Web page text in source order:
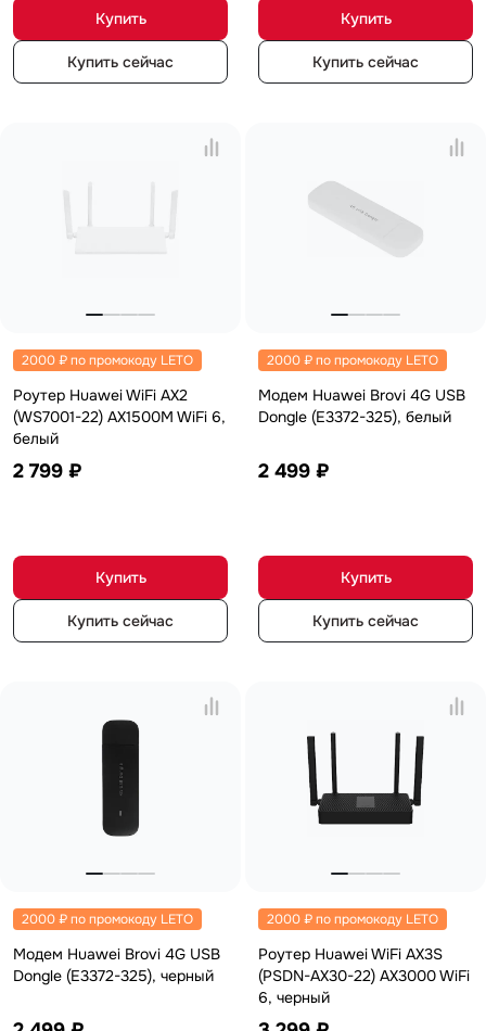
Купить
Купить сейчас
Купить
Купить сейчас
2000 ₽ по промокоду LETO
Роутер Huawei WiFi AX2
(WS7001-22) AX1500M WiFi 6,
белый
2 799 ₽
Купить
Купить сейчас
2000 ₽ по промокоду LETO
Модем Huawei Brovi 4G USB
Dongle (E3372-325), белый
2 499 ₽
Купить
Купить сейчас
2000 ₽ по промокоду LETO
Модем Huawei Brovi 4G USB
Dongle (E3372-325), черный
2000 ₽ по промокоду LETO
Роутер Huawei WiFi AX3S
(PSDN-AX30-22) AX3000 WiFi
6, черный